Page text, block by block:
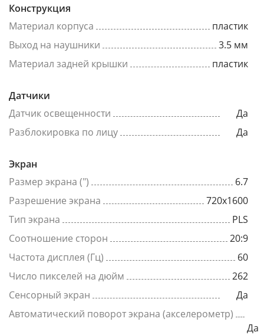
Конструкция
Материал корпуса
пластик
Выход на наушники
3.5 мм
Материал задней крышки
пластик
Датчики
Датчик освещенности
Да
Разблокировка по лицу
Да
Экран
Размер экрана (")
6.7
Разрешение экрана
720x1600
Тип экрана
PLS
Соотношение сторон
20:9
Частота дисплея (Гц)
60
Число пикселей на дюйм
262
Сенсорный экран
Да
Автоматический поворот экрана (акселерометр)
Да